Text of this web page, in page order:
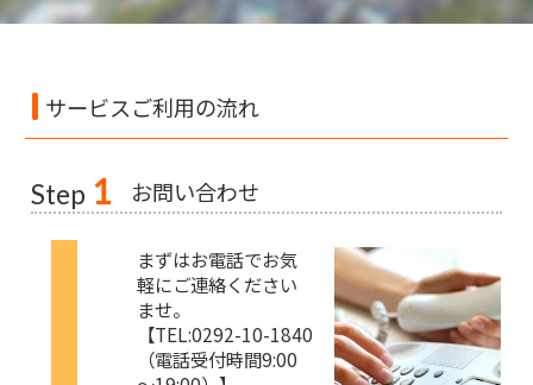
サービスご利用の流れ
Step 1 お問い合わせ
まずはお電話でお気
軽にご連絡ください
ませ。
【TEL:0292-10-1840
（電話受付時間9:00